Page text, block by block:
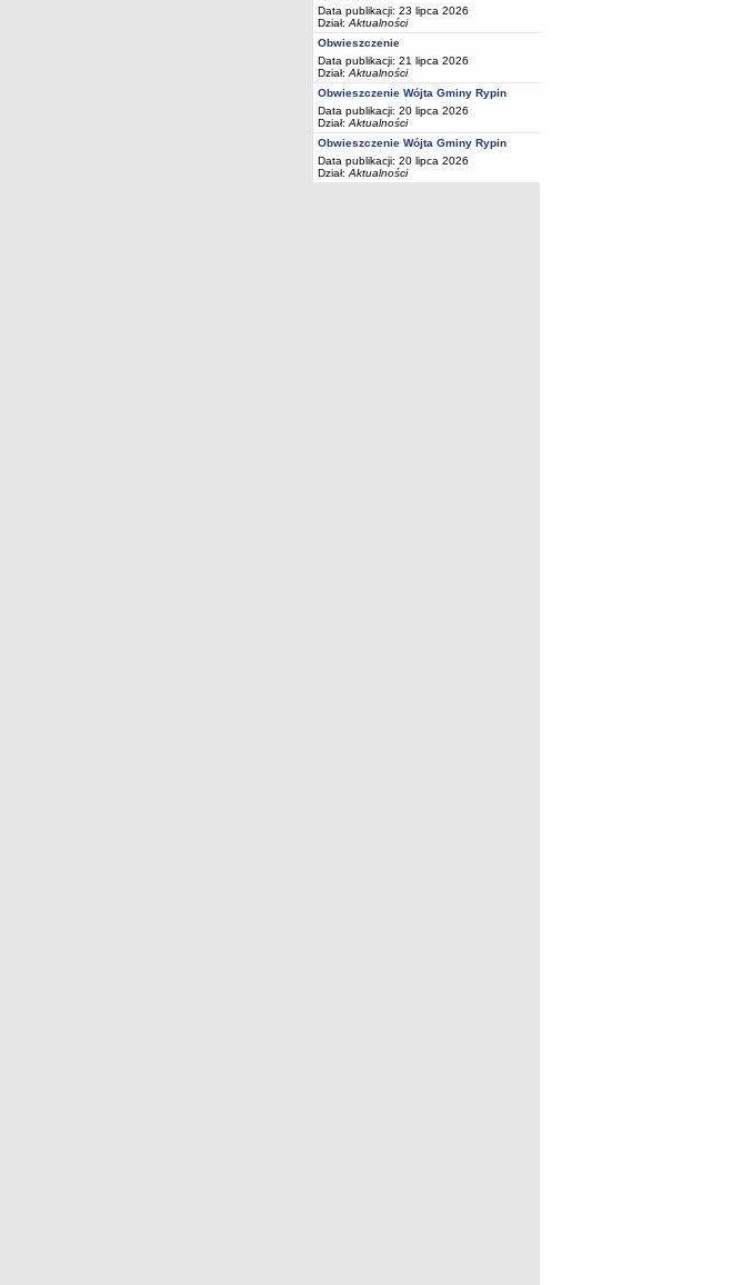
Data publikacji: 23 lipca 2026
Dział: Aktualności
Obwieszczenie
Data publikacji: 21 lipca 2026
Dział: Aktualności
Obwieszczenie Wójta Gminy Rypin
Data publikacji: 20 lipca 2026
Dział: Aktualności
Obwieszczenie Wójta Gminy Rypin
Data publikacji: 20 lipca 2026
Dział: Aktualności